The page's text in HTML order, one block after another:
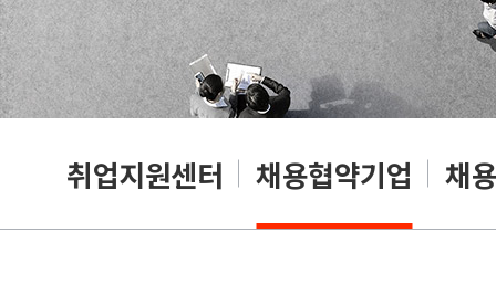
취업지원센터 채용협약기업 채